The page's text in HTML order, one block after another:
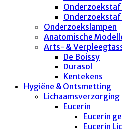
Onderzoekslampen
Anatomische
Arts- &
De Boissy
Durasol
Kentekens
Hygiëne & Ontsmetting
Lichaamsverzorging
Eucerin
Eucerin
Eucerin